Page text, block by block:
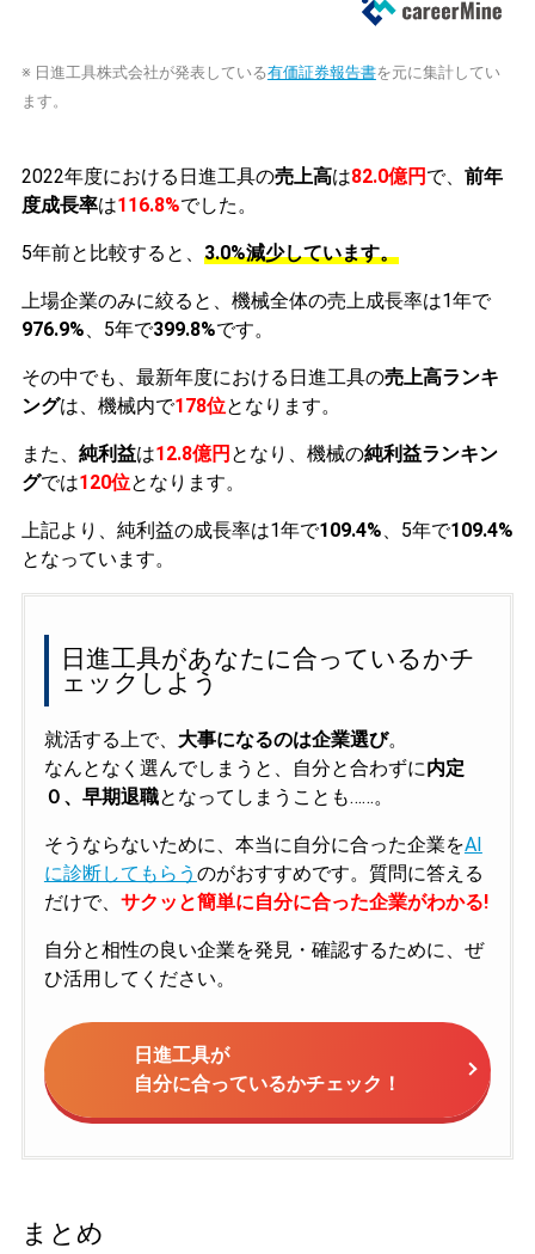
※ 日進工具株式会社が発表している有価証券報告書を元に集計してい
ます。
2022年度における日進工具の売上高は82.0億円 で、 前年
度成長率は116.8%でした。
5年前と比較すると、 3.0%減少しています。
上場企業のみに絞ると、機械全体の売上成長率は1年で
976.9%、5年で399.8%です。
その中でも、最新年度における日進工具の売上高ランキ
ングは、機械内で178位となります。
また、 純利益は12.8億円 となり、機械の純利益ランキン
グでは120位となります。
上記より、純利益の成長率は1年で109.4%、5年で109.4%
となっています。
日進工具があなたに合っているかチ
ェックしよう
就活する上で、 大事になるのは企業選び。
なんとなく選んでしまうと、自分と合わずに内定
０、早期退職となってしまうことも……。
そうならないために、本当に自分に合った企業をAI
に診断してもらう のがおすすめです。質問に答える
だけで、 サクッと簡単に自分に合った企業がわかる!
自分と相性の良い企業を発見・確認するために、ぜ
ひ活用してください。
日進工具が
自分に合っているかチェック！
まとめ